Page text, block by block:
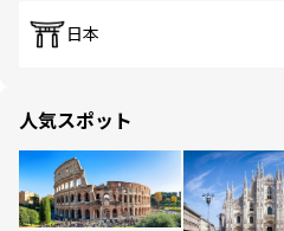
日本
人気スポット